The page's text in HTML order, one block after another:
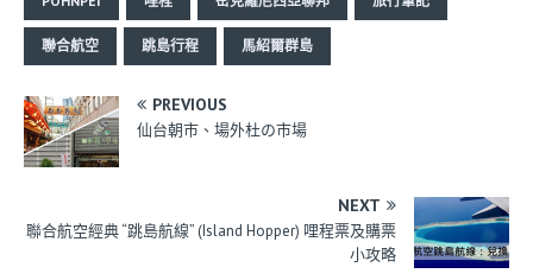
聯合航空 跳島行程 馬紹爾群島
PREVIOUS
仙台朝市、場外杜の市場
NEXT
聯合航空經典 “跳島航線” (Island Hopper) 哩程票及購票
小攻略